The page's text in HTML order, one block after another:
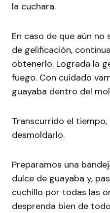
la cuchara.
En caso de que aún
de gelificación,
obtenerlo. Lograda la
fuego. Con cuidado
guayaba dentro del
Transcurrido el
desmoldarlo.
Preparamos una
dulce de guayaba y,
cuchillo por todas las
desprenda bien de